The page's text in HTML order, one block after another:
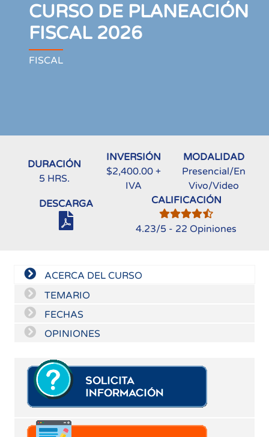
CURSO DE PLANEACIÓN
FISCAL 2026
FISCAL
DURACIÓN
5 HRS.
INVERSIÓN
$2,400.00 +
IVA
MODALIDAD
Presencial/En
Vivo/Video
DESCARGA
CALIFICACIÓN
4.23/5 - 22 Opiniones
ACERCA DEL CURSO
TEMARIO
FECHAS
OPINIONES